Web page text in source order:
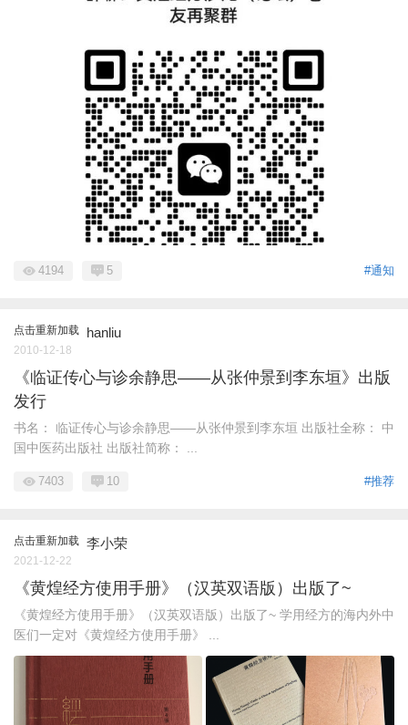
#通知
4194 5
点击重新加载 hanliu
2010-12-18
《临证传心与诊余静思——从张仲景到李东垣》出版
发行
书名： 临证传心与诊余静思——从张仲景到李东垣 出版社全称： 中
国中医药出版社 出版社简称： ...
#推荐
7403 10
点击重新加载 李小荣
2021-12-22
《黄煌经方使用手册》（汉英双语版）出版了~
《黄煌经方使用手册》（汉英双语版）出版了~ 学用经方的海内外中
医们一定对《黄煌经方使用手册》 ...